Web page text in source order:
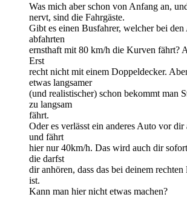
Was mich aber schon von Anfang an,
nervt, sind die Fahrgäste.
Gibt es einen Busfahrer, welcher bei
abfahrten
ernsthaft mit 80 km/h die Kurven fährt?
Erst
recht nicht mit einem Doppeldecker.
etwas langsamer
(und realistischer) schon bekommt man
zu langsam
fährt.
Oder es verlässt ein anderes Auto vor
und fährt
hier nur 40km/h. Das wird auch dir
die darfst
dir anhören, dass das bei deinem rechten
ist.
Kann man hier nicht etwas machen?